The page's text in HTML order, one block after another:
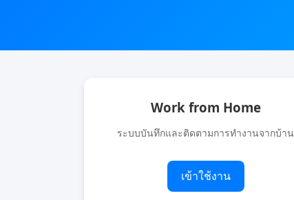
Work from Home
ระบบบันทึกและติดตามการทำงานจากบ้าน
เข้าใช้งาน